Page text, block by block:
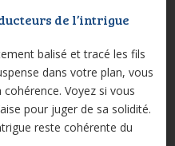
de l’intrigue
balisé et tracé les fils
dans votre plan, vous
Voyez si vous
pour juger de sa solidité.
reste cohérente du